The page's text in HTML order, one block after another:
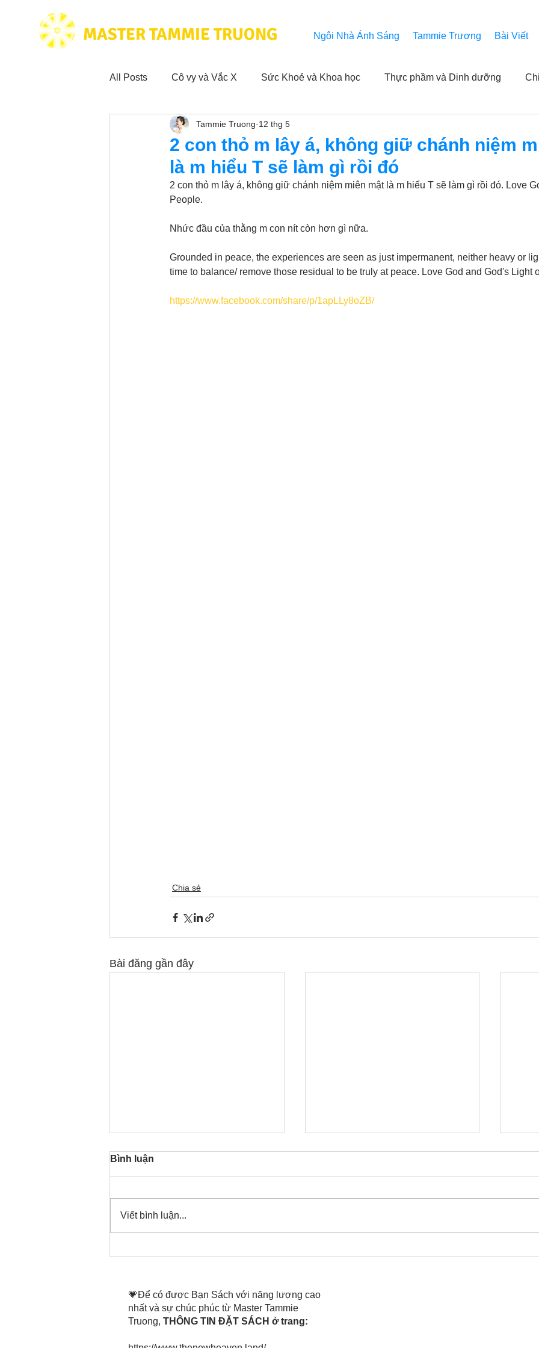
MASTER TAMMIE TRUONG Ngôi Nhà Ánh Sáng Tammie Trương Bài Viết
All Posts Cô vy và Vắc X Sức Khoẻ và Khoa học Thực phầm và Dinh dưỡng
Hoạt động vì cộng đồng Trải nghiệm của người xem
Trích dẫn hay trong Sách CL&NL Thành tựu Các thông báo
Phim Tâm Linh Hoạt động hằng ngày của Tammie
2 con thỏ m lây á, không giữ chánh niệm
là m hiểu T sẽ làm gì rồi đó
Tammie Truong 12 thg 5
2 con thỏ m lây á, không giữ chánh niệm miên mật là m hiểu T sẽ làm gì rồi đó. Love
People.
Nhức đầu của thằng m con nít còn hơn gì nữa.
Grounded in peace, the experiences are seen as just impermanent, neither heavy or
time to balance/ remove those residual to be truly at peace. Love God and God's Light
https://www.facebook.com/share/p/1apLLy8oZB/
Chia sẻ
Bài đăng gần đây
Cô Hoa Duong chia sẻ
Bình luận
Viết bình luận...
💗Để có được Bạn Sách với năng lượng cao
nhất và sự chúc phúc từ Master Tammie
Truong, THÔNG TIN ĐẶT SÁCH ở trang: